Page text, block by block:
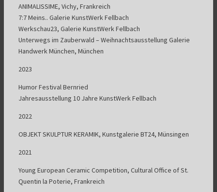
ANIMALISSIME, Vichy, Frankreich
7:7 Meins.. Galerie KunstWerk Fellbach
Werkschau23, Galerie KunstWerk Fellbach
Unterwegs im Zauberwald – Weihnachtsausstellung Galerie
Handwerk München, München
2023
Humor Festival Bernried
Jahresausstellung 10 Jahre KunstWerk Fellbach
2022
OBJEKT SKULPTUR KERAMIK, Kunstgalerie BT24, Münsingen
2021
Young European Ceramic Competition, Cultural Office of St.
Quentin la Poterie, Frankreich